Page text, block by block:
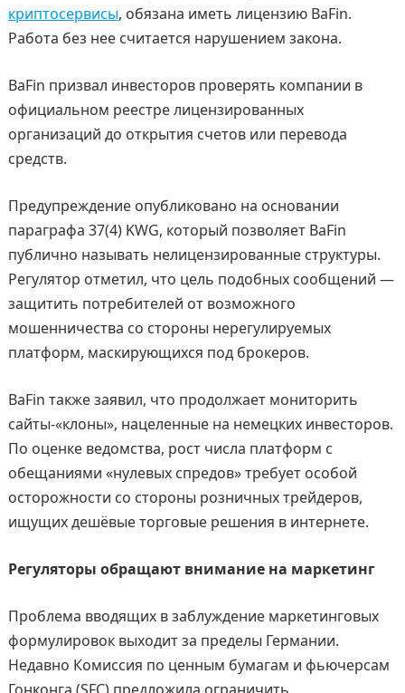
криптосервисы, обязана иметь лицензию BaFin.
Работа без нее считается нарушением закона.
BaFin призвал инвесторов проверять компании в
официальном реестре лицензированных
организаций до открытия счетов или перевода
средств.
Предупреждение опубликовано на основании
параграфа 37(4) KWG, который позволяет BaFin
публично называть нелицензированные структуры.
Регулятор отметил, что цель подобных сообщений —
защитить потребителей от возможного
мошенничества со стороны нерегулируемых
платформ, маскирующихся под брокеров.
BaFin также заявил, что продолжает мониторить
сайты-«клоны», нацеленные на немецких инвесторов.
По оценке ведомства, рост числа платформ с
обещаниями «нулевых спредов» требует особой
осторожности со стороны розничных трейдеров,
ищущих дешёвые торговые решения в интернете.
Регуляторы обращают внимание на маркетинг
Проблема вводящих в заблуждение маркетинговых
формулировок выходит за пределы Германии.
Недавно Комиссия по ценным бумагам и фьючерсам
Гонконга (SFC) предложила ограничить